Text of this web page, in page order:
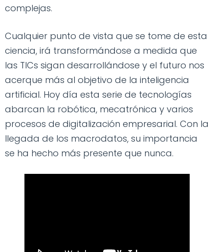
complejas.
Cualquier punto de vista que se tome de esta
ciencia, irá transformándose a medida que
las TICs sigan desarrollándose y el futuro nos
acerque más al objetivo de la inteligencia
artificial. Hoy día esta serie de tecnologías
abarcan la robótica, mecatrónica y varios
procesos de digitalización empresarial. Con la
llegada de los macrodatos, su importancia
se ha hecho más presente que nunca.